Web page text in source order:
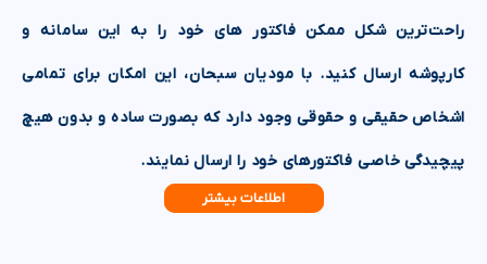
راحت‌ترین شکل ممکن فاکتور های خود را به این سامانه و
کارپوشه ارسال کنید. با مودیان سبحان، این امکان برای تمامی
اشخاص حقیقی و حقوقی وجود دارد که بصورت ساده و بدون هیچ
پیچیدگی خاصی فاکتور‌های خود را ارسال نمایند.
اطلاعات بیشتر